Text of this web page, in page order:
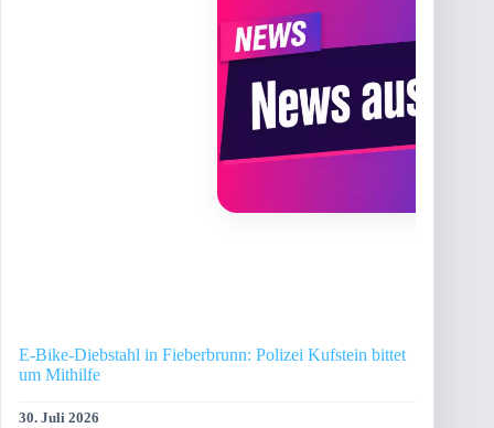
E-Bike-Diebstahl in Fieberbrunn: Polizei Kufstein bittet
um Mithilfe
30. Juli 2026